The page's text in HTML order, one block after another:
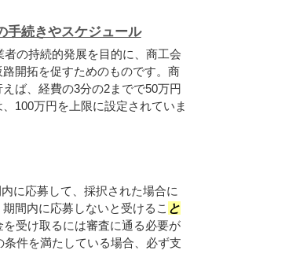
手続きやスケジュール
者の持続的発展を目的に、商工会
開拓を促すためのものです。商
ば、経費の3分の2までで50万円
100万円を上限に設定されていま
に応募して、採択された場合に
間内に応募しないと受けるこ と
受け取るには審査に通る必要が
条件を満たしている場合、必ず支